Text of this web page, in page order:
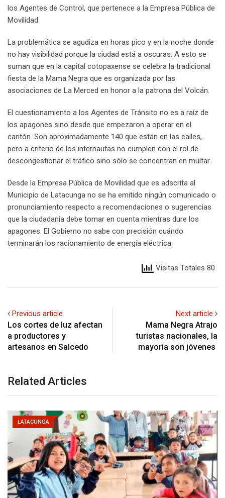
los Agentes de Control, que pertenece a la Empresa Pública de
Movilidad.
La problemática se agudiza en horas pico y en la noche donde
no hay visibilidad porque la ciudad está a oscuras. A esto se
suman que en la capital cotopaxense se celebra la tradicional
fiesta de la Mama Negra que es organizada por las
asociaciones de La Merced en honor a la patrona del Volcán.
El cuestionamiento a los Agentes de Tránsito no es a raíz de
los apagones sino desde que empezaron a operar en el
cantón. Son aproximadamente 140 que están en las calles,
pero a criterio de los internautas no cumplen con el rol de
descongestionar el tráfico sino sólo se concentran en multar.
Desde la Empresa Pública de Movilidad que es adscrita al
Municipio de Latacunga no se ha emitido ningún comunicado o
pronunciamiento respecto a recomendaciones o sugerencias
que la ciudadanía debe tomar en cuenta mientras dure los
apagones. El Gobierno no sabe con precisión cuándo
terminarán los racionamiento de energía eléctrica.
Visitas Totales 80
Previous article
Los cortes de luz afectan
a productores y
artesanos en Salcedo
Next article
Mama Negra Atrajo
turistas nacionales, la
mayoría son jóvenes
Related Articles
LATACUNGA